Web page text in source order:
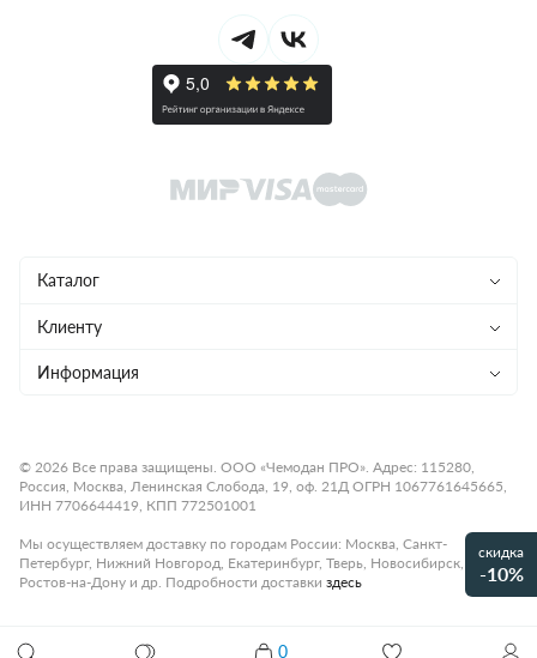
0
Каталог
Чемоданы
Рюкзаки
Аксессуары
Премиум
Акции и распродажи
Клиенту
Магазины
Гарантия и возврат
Карьера
Информация
Программа лояльности
Подарочные карты
Статьи
Контакты
© 2026 Все права защищены. ООО «Чемодан ПРО». Адрес: 115280,
Россия, Москва, Ленинская Слобода, 19, оф. 21Д ОГРН 1067761645665,
ИНН 7706644419, КПП 772501001
Мы осуществляем доставку по городам России: Москва, Санкт-
Петербург, Нижний Новгород, Екатеринбург, Тверь, Новосибирск,
Ростов-на-Дону и др. Подробности доставки здесь
скидка
-10%